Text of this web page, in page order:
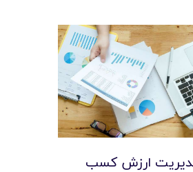
مديريت ارزش کسب